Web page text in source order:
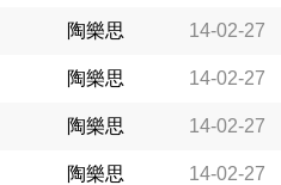
陶樂思 14-02-27
陶樂思 14-02-27
陶樂思 14-02-27
陶樂思 14-02-27